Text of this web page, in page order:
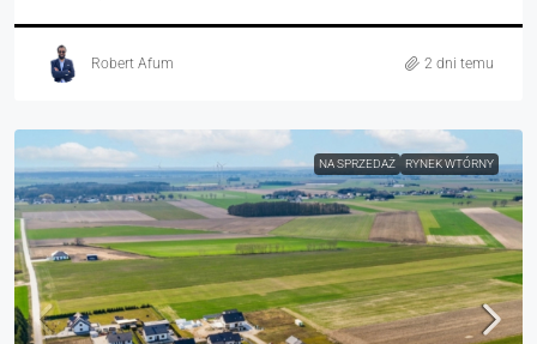
Robert Afum 2 dni temu
NA SPRZEDAŻ RYNEK WTÓRNY